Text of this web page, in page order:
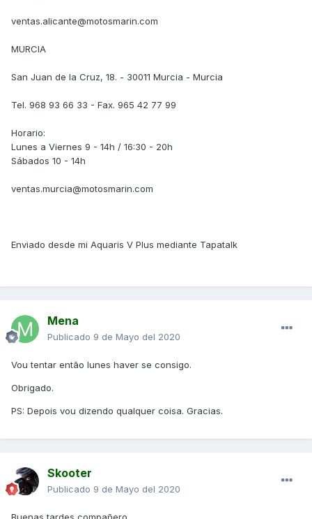
ventas.alicante@motosmarin.com
MURCIA
San Juan de la Cruz, 18. - 30011 Murcia - Murcia
Tel. 968 93 66 33 - Fax. 965 42 77 99
Horario:
Lunes a Viernes 9 - 14h / 16:30 - 20h
Sábados 10 - 14h
ventas.murcia@motosmarin.com
Enviado desde mi Aquaris V Plus mediante Tapatalk
Mena
Publicado 9 de Mayo del 2020
Vou tentar então lunes haver se consigo.
Obrigado.
PS: Depois vou dizendo qualquer coisa. Gracias.
Skooter
Publicado 9 de Mayo del 2020